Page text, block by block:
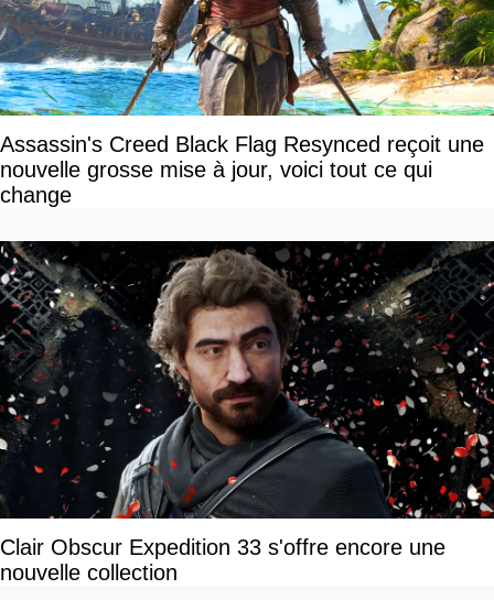
Assassin's Creed Black Flag Resynced reçoit une
nouvelle grosse mise à jour, voici tout ce qui
change
Clair Obscur Expedition 33 s'offre encore une
nouvelle collection